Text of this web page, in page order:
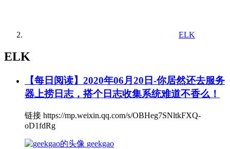
ELK
ELK
【每日阅读】2020年06月20日-你居然还去服务
器上捞日志，搭个日志收集系统难道不香么！
链接 https://mp.weixin.qq.com/s/OBHeg7SNltkFXQ-
oD1fdRg
geekgao